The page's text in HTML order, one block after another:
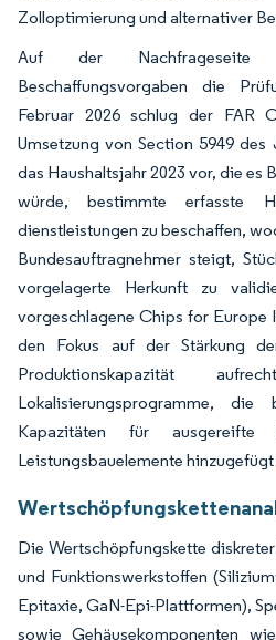
Zolloptimierung und alternativer
Auf der Nachfrageseite
Beschaffungsvorgaben die
Februar 2026 schlug der FAR
Umsetzung von Section 5949
das Haushaltsjahr 2023 vor, die es
würde, bestimmte erfasste
dienstleistungen zu beschaffen,
Bundesauftragnehmer steigt,
vorgelagerte Herkunft zu
vorgeschlagene Chips for Europe
den Fokus auf der Stärkung
Produktionskapazität
Lokalisierungsprogramme, die
Kapazitäten für ausgereifte
Leistungsbauelemente
Die Wertschöpfungskette
und Funktionswerkstoffen
Epitaxie, GaN-Epi-Plattformen),
sowie Gehäusekomponenten